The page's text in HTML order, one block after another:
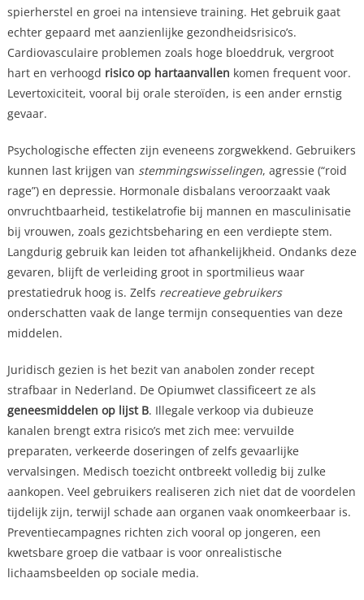
spierherstel en groei na intensieve training. Het gebruik gaat
echter gepaard met aanzienlijke gezondheidsrisico’s.
Cardiovasculaire problemen zoals hoge bloeddruk, vergroot
hart en verhoogd risico op hartaanvallen komen frequent voor.
Levertoxiciteit, vooral bij orale steroïden, is een ander ernstig
gevaar.
Psychologische effecten zijn eveneens zorgwekkend. Gebruikers
kunnen last krijgen van stemmingswisselingen, agressie (“roid
rage”) en depressie. Hormonale disbalans veroorzaakt vaak
onvruchtbaarheid, testikelatrofie bij mannen en masculinisatie
bij vrouwen, zoals gezichtsbeharing en een verdiepte stem.
Langdurig gebruik kan leiden tot afhankelijkheid. Ondanks deze
gevaren, blijft de verleiding groot in sportmilieus waar
prestatiedruk hoog is. Zelfs recreatieve gebruikers
onderschatten vaak de lange termijn consequenties van deze
middelen.
Juridisch gezien is het bezit van anabolen zonder recept
strafbaar in Nederland. De Opiumwet classificeert ze als
geneesmiddelen op lijst B. Illegale verkoop via dubieuze
kanalen brengt extra risico’s met zich mee: vervuilde
preparaten, verkeerde doseringen of zelfs gevaarlijke
vervalsingen. Medisch toezicht ontbreekt volledig bij zulke
aankopen. Veel gebruikers realiseren zich niet dat de voordelen
tijdelijk zijn, terwijl schade aan organen vaak onomkeerbaar is.
Preventiecampagnes richten zich vooral op jongeren, een
kwetsbare groep die vatbaar is voor onrealistische
lichaamsbeelden op sociale media.